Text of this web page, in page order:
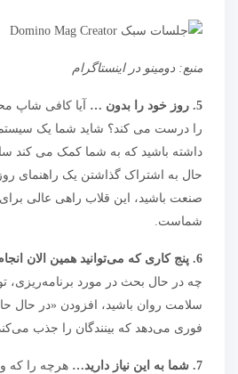
منبع: دومینو در اینستاگرام
5. روز خود را بدون …
آیا کافی شاپ
را درست می کند؟ شاید شما یک سیستم
داشته باشید که به شما کمک می کند
حال به اشتراک گذاشتن یک راهنمای
صنعت باشید، این قلاب راهی عالی
شماست.
6. پنج کاری که می‌توانید همین الان انجام دهید تا پیشرفت کنید…
چه در حال بحث در مورد برنامه‌ریزی،
فوری می‌دهد که بینندگان را جذب
7. شما به این نیاز دارید…
هرچه را که